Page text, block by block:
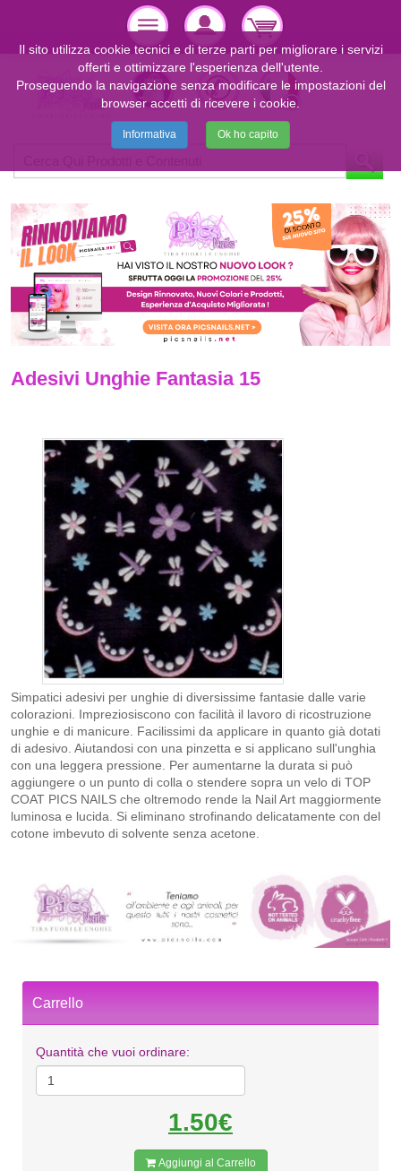
Adesivi Unghie Fantasia 15
Simpatici adesivi per unghie di diversissime fantasie dalle varie
colorazioni. Impreziosiscono con facilità il lavoro di ricostruzione
unghie e di manicure. Facilissimi da applicare in quanto già dotati
di adesivo. Aiutandosi con una pinzetta e si applicano sull'unghia
con una leggera pressione. Per aumentarne la durata si può
aggiungere o un punto di colla o stendere sopra un velo di TOP
COAT PICS NAILS che oltremodo rende la Nail Art maggiormente
luminosa e lucida. Si eliminano strofinando delicatamente con del
cotone imbevuto di solvente senza acetone.
Carrello
Quantità che vuoi ordinare:
1.50€
Aggiungi al Carrello
Il sito utilizza cookie tecnici e di terze parti per migliorare i servizi
offerti e ottimizzare l'esperienza dell'utente.
Proseguendo la navigazione senza modificare le impostazioni del
browser accetti di ricevere i cookie.
Informativa Ok ho capito